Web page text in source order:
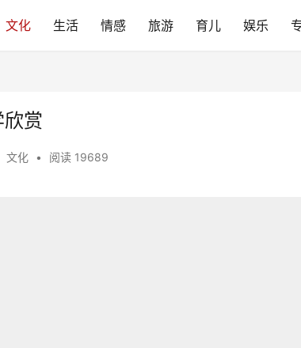
文化 生活 情感 旅游 育儿 娱乐
赏
文化 • 阅读 19689